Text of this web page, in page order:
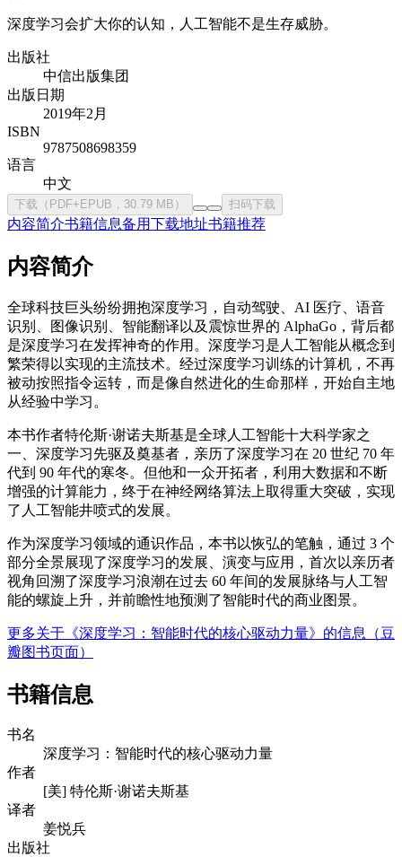
深度学习会扩大你的认知，人工智能不是生存威胁。
出版社
中信出版集团
出版日期
2019年2月
ISBN
9787508698359
语言
中文
下载（PDF+EPUB，30.79 MB） 扫码下载
内容简介书籍信息备用下载地址书籍推荐
内容简介
全球科技巨头纷纷拥抱深度学习，自动驾驶、AI 医疗、语音
识别、图像识别、智能翻译以及震惊世界的 AlphaGo，背后都
是深度学习在发挥神奇的作用。深度学习是人工智能从概念到
繁荣得以实现的主流技术。经过深度学习训练的计算机，不再
被动按照指令运转，而是像自然进化的生命那样，开始自主地
从经验中学习。
本书作者特伦斯·谢诺夫斯基是全球人工智能十大科学家之
一、深度学习先驱及奠基者，亲历了深度学习在 20 世纪 70 年
代到 90 年代的寒冬。但他和一众开拓者，利用大数据和不断
增强的计算能力，终于在神经网络算法上取得重大突破，实现
了人工智能井喷式的发展。
作为深度学习领域的通识作品，本书以恢弘的笔触，通过 3 个
部分全景展现了深度学习的发展、演变与应用，首次以亲历者
视角回溯了深度学习浪潮在过去 60 年间的发展脉络与人工智
能的螺旋上升，并前瞻性地预测了智能时代的商业图景。
更多关于《深度学习：智能时代的核心驱动力量》的信息（豆
瓣图书页面）
书籍信息
书名
深度学习：智能时代的核心驱动力量
作者
[美] 特伦斯·谢诺夫斯基
译者
姜悦兵
出版社